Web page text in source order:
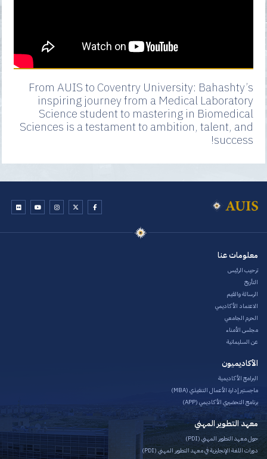
From AUIS to Coventry University: Bahashty’s
inspiring journey from a Medical Laboratory
Science student to mastering in Biomedical
Sciences is a testament to ambition, talent, and
success!
معلومات عنا
ترحيب الرئيس
التأريخ
الرسالة والقيم
الاعتماد الأكاديمي
الحرم الجامعي
مجلس الأمناء
عن السليمانية
الأكاديميون
البرامج الأكاديمية
ماجستير إدارة الأعمال التنفيذي (MBA)
برنامج التحضيري الأكاديمي (APP)
معهد التطوير المهني
حول معهد التطوير المهني (PDI)
دورات اللغة الإنجليزية في معهد التطوير المهني (PDI)